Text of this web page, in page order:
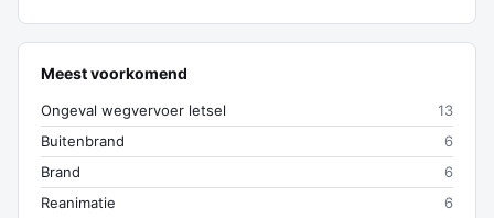
Meest voorkomend
Ongeval wegvervoer letsel
13
Buitenbrand
6
Brand
6
Reanimatie
6